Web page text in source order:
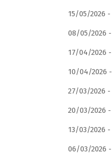
15/05/2026 -
08/05/2026 -
17/04/2026 -
10/04/2026 -
27/03/2026 -
20/03/2026 -
13/03/2026 -
06/03/2026 -